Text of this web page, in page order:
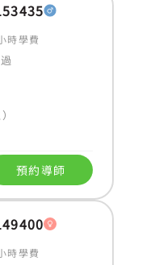
時學費
預約導師
時學費